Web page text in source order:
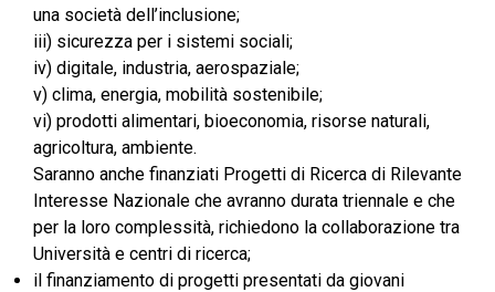
una società dell’inclusione;
iii) sicurezza per i sistemi sociali;
iv) digitale, industria, aerospaziale;
v) clima, energia, mobilità sostenibile;
vi) prodotti alimentari, bioeconomia, risorse naturali,
agricoltura, ambiente.
Saranno anche finanziati Progetti di Ricerca di Rilevante
Interesse Nazionale che avranno durata triennale e che
per la loro complessità, richiedono la collaborazione tra
Università e centri di ricerca;
il finanziamento di progetti presentati da giovani